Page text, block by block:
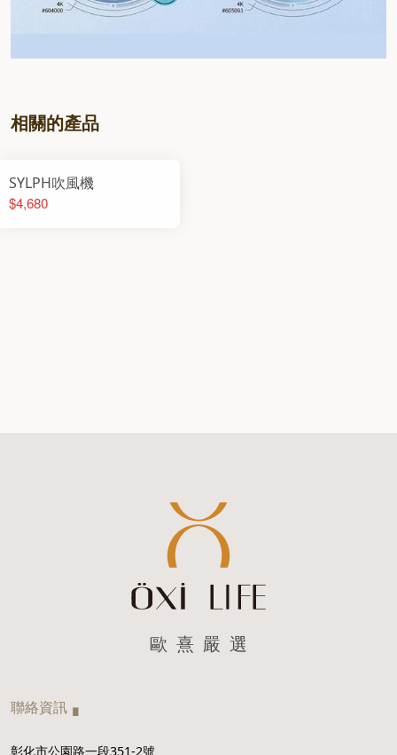
相關的產品
SYLPH吹風機
$4,680
歐 熹 嚴 選
聯絡資訊▗
彰化市公園路一段351-2號